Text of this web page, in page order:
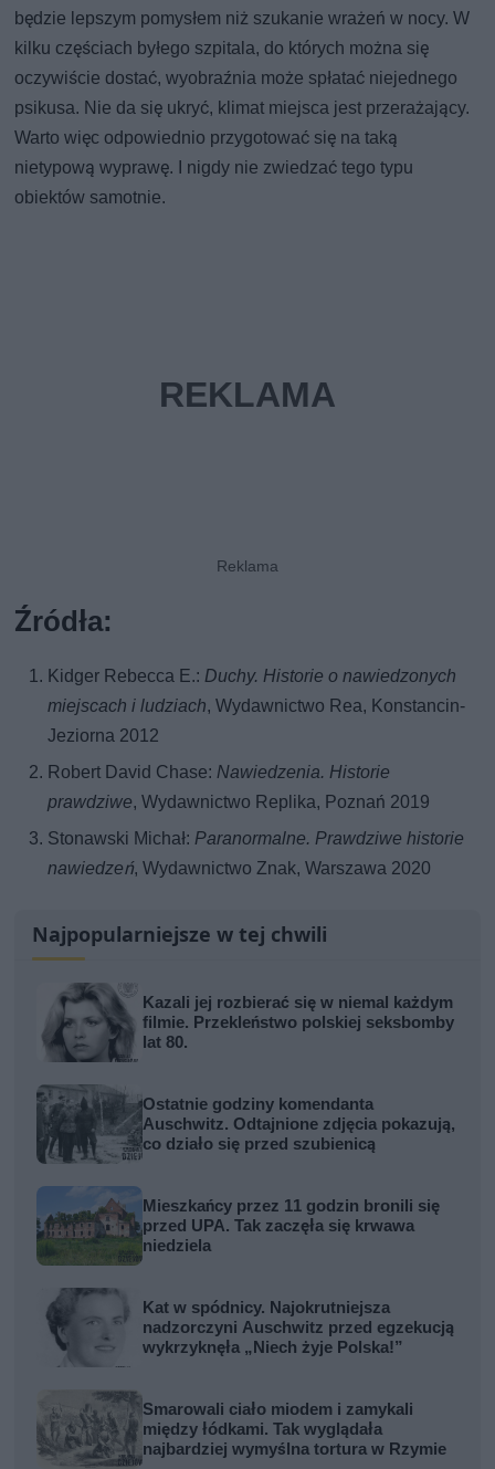
będzie lepszym pomysłem niż szukanie wrażeń w nocy. W
kilku częściach byłego szpitala, do których można się
oczywiście dostać, wyobraźnia może spłatać niejednego
psikusa. Nie da się ukryć, klimat miejsca jest przerażający.
Warto więc odpowiednio przygotować się na taką
nietypową wyprawę. I nigdy nie zwiedzać tego typu
obiektów samotnie.
Źródła:
Kidger Rebecca E.:Duchy. Historie o nawiedzonych
miejscach i ludziach, Wydawnictwo Rea, Konstancin-
Jeziorna 2012
Robert David Chase:Nawiedzenia. Historie
prawdziwe, Wydawnictwo Replika, Poznań 2019
Stonawski Michał:Paranormalne. Prawdziwe historie
nawiedzeń, Wydawnictwo Znak, Warszawa 2020
Najpopularniejsze w tej chwili
Kazali jej rozbierać się w niemal każdym
filmie. Przekleństwo polskiej seksbomby
lat 80.
Ostatnie godziny komendanta
Auschwitz. Odtajnione zdjęcia pokazują,
co działo się przed szubienicą
Mieszkańcy przez 11 godzin bronili się
przed UPA. Tak zaczęła się krwawa
niedziela
Kat w spódnicy. Najokrutniejsza
nadzorczyni Auschwitz przed egzekucją
wykrzyknęła „Niech żyje Polska!”
Smarowali ciało miodem i zamykali
między łódkami. Tak wyglądała
najbardziej wymyślna tortura w Rzymie